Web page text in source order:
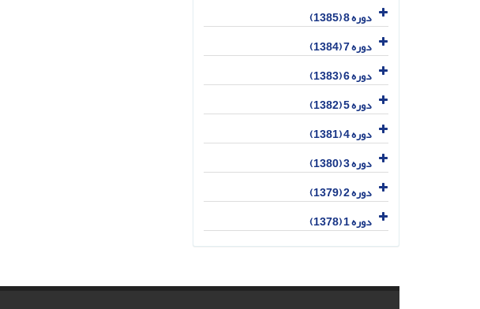
دوره 8 (1385)
دوره 7 (1384)
دوره 6 (1383)
دوره 5 (1382)
دوره 4 (1381)
دوره 3 (1380)
دوره 2 (1379)
دوره 1 (1378)